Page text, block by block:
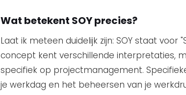
Wat betekent SOY precies?
Laat ik meteen duidelijk zijn: SOY staat voor
concept kent verschillende interpretaties,
specifiek op projectmanagement.
je werkdag en het beheersen van je